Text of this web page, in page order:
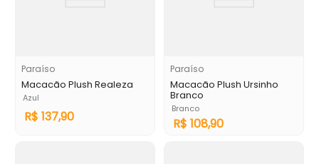
Paraíso
Macacão Plush Realeza
Azul
R$ 137,90
Paraíso
Macacão Plush Ursinho
Branco
Branco
R$ 108,90